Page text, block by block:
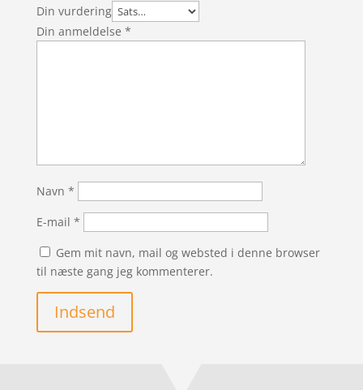
Din vurdering
Din anmeldelse *
Navn *
E-mail *
Gem mit navn, mail og websted i denne browser
til næste gang jeg kommenterer.
Indsend